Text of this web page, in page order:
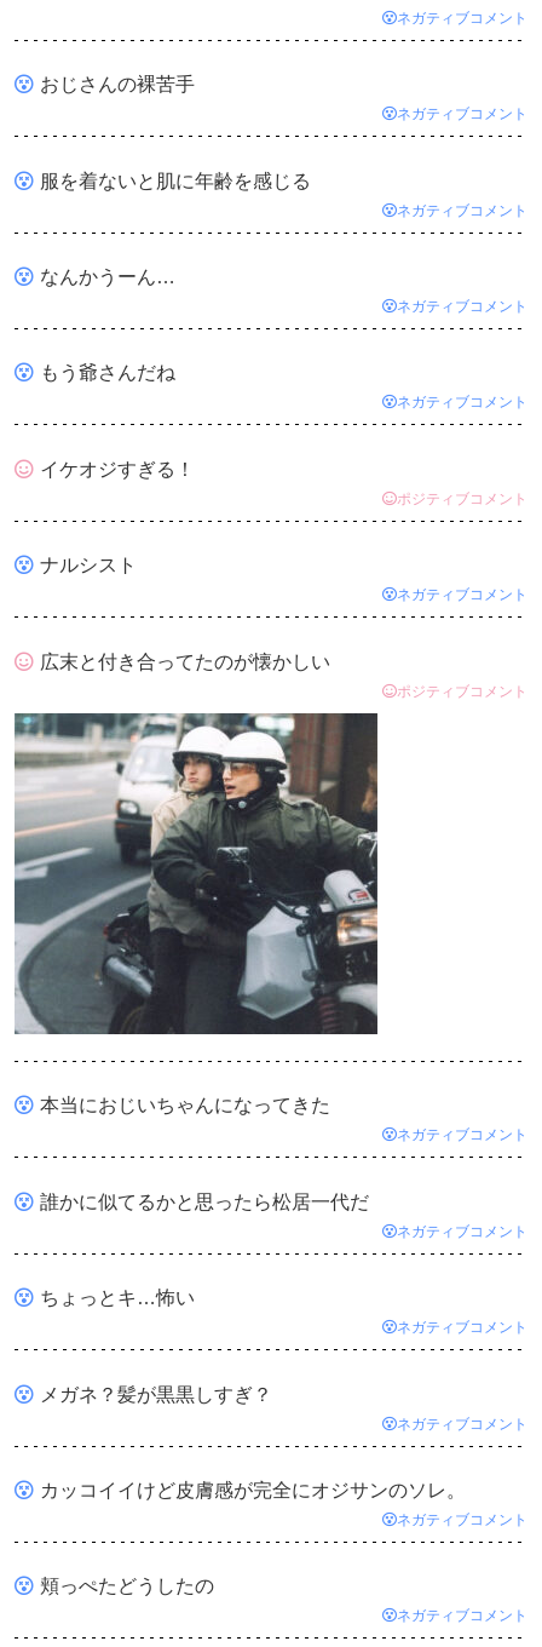
ネガティブコメント
おじさんの裸苦手
ネガティブコメント
服を着ないと肌に年齢を感じる
ネガティブコメント
なんかうーん…
ネガティブコメント
もう爺さんだね
ネガティブコメント
イケオジすぎる！
ポジティブコメント
ナルシスト
ネガティブコメント
広末と付き合ってたのが懐かしい
ポジティブコメント
本当におじいちゃんになってきた
ネガティブコメント
誰かに似てるかと思ったら松居一代だ
ネガティブコメント
ちょっとキ…怖い
ネガティブコメント
メガネ？髪が黒黒しすぎ？
ネガティブコメント
カッコイイけど皮膚感が完全にオジサンのソレ。
ネガティブコメント
頬っぺたどうしたの
ネガティブコメント